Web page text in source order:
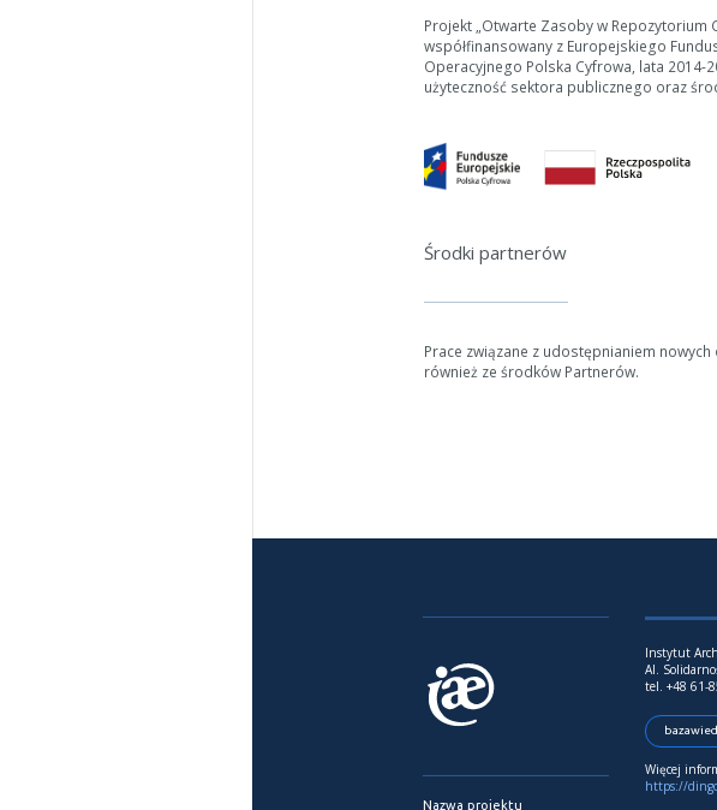
Jeśli generowanie trwa zbyt
Projekt „Otwarte Zasoby w Repozytorium
współfinansowany z Europejskiego
Operacyjnego Polska Cyfrowa, lata 2014-
użyteczność sektora publicznego oraz
Środki partnerów
Prace związane z udostępnianiem
również ze środków Partnerów.
Nazwa projektu
Instytut
Al.
tel. +48 61-
Więcej
https://